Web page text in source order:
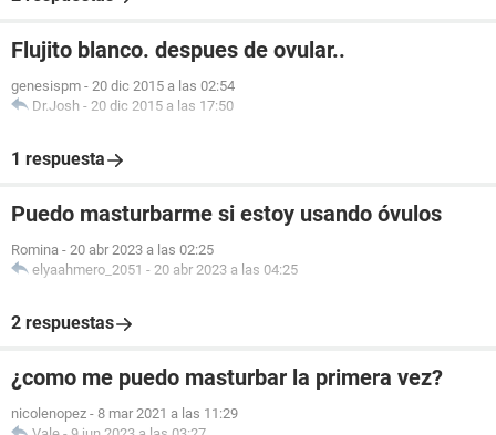
Flujito blanco. despues de ovular..
genesispm - 20 dic 2015 a las 02:54
Dr.Josh - 20 dic 2015 a las 17:50
1 respuesta
Puedo masturbarme si estoy usando óvulos
Romina - 20 abr 2023 a las 02:25
elyaahmero_2051 - 20 abr 2023 a las 04:25
2 respuestas
¿como me puedo masturbar la primera vez?
nicolenopez - 8 mar 2021 a las 11:29